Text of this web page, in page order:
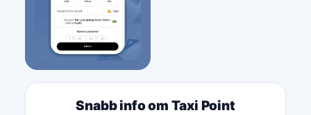
Snabb info om Taxi Point